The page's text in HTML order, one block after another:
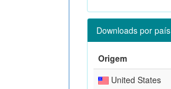
Downloads por país
Origem
United States